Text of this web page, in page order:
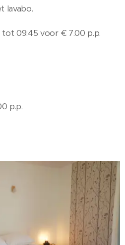
lavabo.
tot 09:45 voor € 7.00 p.p.
p.p.